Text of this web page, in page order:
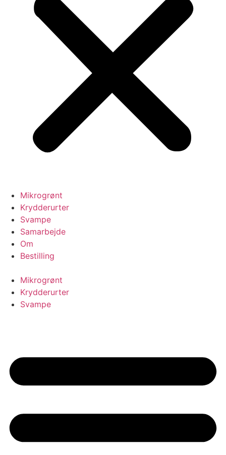
Mikrogrønt
Krydderurter
Svampe
Samarbejde
Om
Bestilling
Mikrogrønt
Krydderurter
Svampe